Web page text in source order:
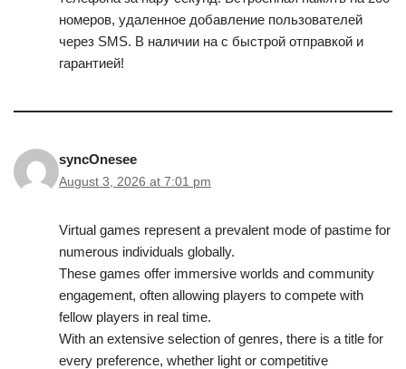
номеров, удаленное добавление пользователей
через SMS. В наличии на с быстрой отправкой и
гарантией!
syncOnesee
August 3, 2026 at 7:01 pm
Virtual games represent a prevalent mode of pastime for
numerous individuals globally.
These games offer immersive worlds and community
engagement, often allowing players to compete with
fellow players in real time.
With an extensive selection of genres, there is a title for
every preference, whether light or competitive